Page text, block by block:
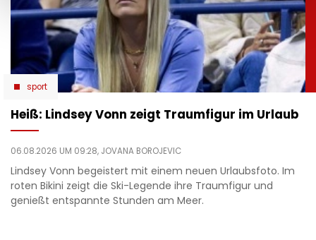
sport
Heiß: Lindsey Vonn zeigt Traumfigur im Urlaub
06.08.2026 UM 09:28, JOVANA BOROJEVIC
Lindsey Vonn begeistert mit einem neuen Urlaubsfoto. Im
roten Bikini zeigt die Ski-Legende ihre Traumfigur und
genießt entspannte Stunden am Meer.